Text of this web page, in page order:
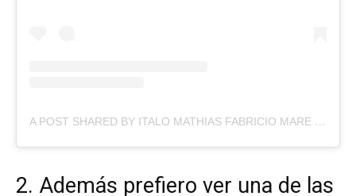
A POST SHARED BY ITALO MATHIAS FABRICIO MARE (@ITALOMMARE)
2. Además prefiero ver una de las